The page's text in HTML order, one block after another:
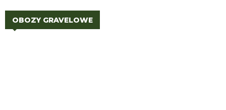
OBOZY GRAVELOWE